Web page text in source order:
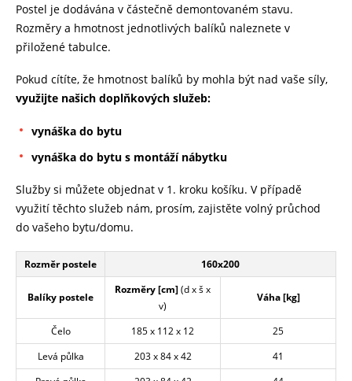
Postel je dodávána v částečně demontovaném stavu.
Rozměry a hmotnost jednotlivých balíků naleznete v
přiložené tabulce.
Pokud cítíte, že hmotnost balíků by mohla být nad vaše síly,
využijte našich doplňkových služeb:
vynáška do bytu
vynáška do bytu s montáží nábytku
Služby si můžete objednat v 1. kroku košíku. V případě
využití těchto služeb nám, prosím, zajistěte volný průchod
do vašeho bytu/domu.
Rozměr postele 160x200
Balíky postele
Rozměry [cm](d x š x
v)
Váha [kg]
Čelo 185 x 112 x 12
25
Levá půlka
203 x 84 x 42
41